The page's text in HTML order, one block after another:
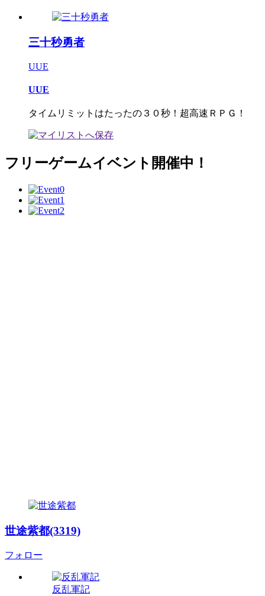
三十秒勇者
UUE
UUE
タイムリミットはたったの３０秒！超高速ＲＰＧ！
フリーゲームイベント開催中！
世途紫都(3319)
フォロー
反乱軍記